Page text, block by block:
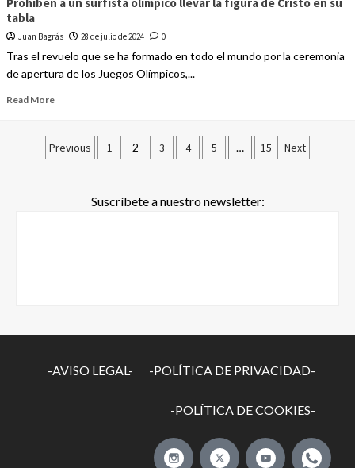
tabla
Juan Bagrás 28 de julio de 2024 0
Tras el revuelo que se ha formado en todo el mundo por la ceremonia
de apertura de los Juegos Olímpicos,...
Read More
Previous 1 2 3 4 5 … 15 Next
Suscríbete a nuestro newsletter:
-AVISO LEGAL- -POLÍTICA DE PRIVACIDAD-
-POLÍTICA DE COOKIES-